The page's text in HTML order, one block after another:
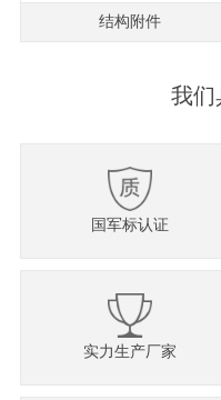
结构附件
我们
国军标认证
实力生产厂家